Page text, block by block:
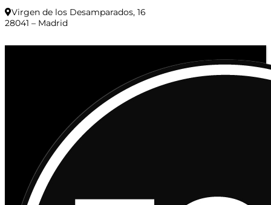
Virgen de los Desamparados, 16
28041 – Madrid